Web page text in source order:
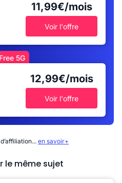
11,99€/mois
Voir l'offre
5G
12,99€/mois
Voir l'offre
en savoir+
le même sujet